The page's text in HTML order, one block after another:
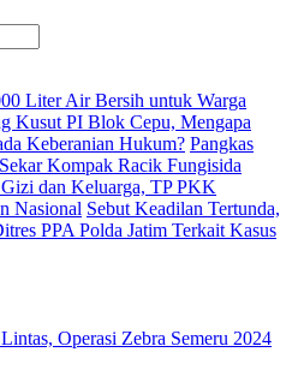
Liter Air Bersih untuk Warga
Kusut PI Blok Cepu, Mengapa
Keberanian Hukum? Pangkas
Kompak Racik Fungisida
dan Keluarga, TP PKK
Nasional Sebut Keadilan Tertunda,
PPA Polda Jatim Terkait Kasus
Operasi Zebra Semeru 2024